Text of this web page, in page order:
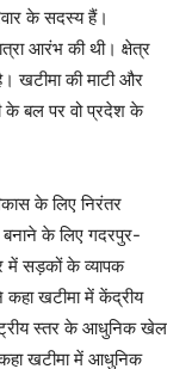
के सदस्य हैं।
आरंभ की थी। क्षेत्र
खटीमा की माटी और
के बल पर वो प्रदेश के
के लिए निरंतर
बनाने के लिए गदरपुर-
में सड़कों के व्यापक
कहा खटीमा में केंद्रीय
स्तर के आधुनिक खेल
कहा खटीमा में आधुनिक